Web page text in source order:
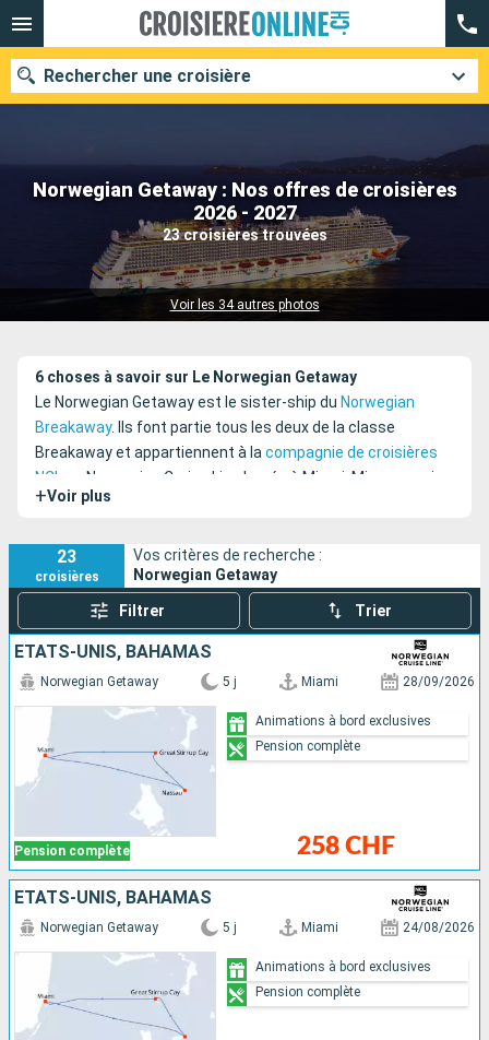
Norwegian Getaway : Nos offres de croisières
2026 - 2027
23 croisières trouvées
Voir les 34 autres photos
Rechercher une croisière
Nos destinations
Mois de départ
Ports Compagnies
6 choses à savoir sur Le Norwegian Getaway
Le Norwegian Getaway est le sister-ship du Norwegian
Breakaway. Ils font partie tous les deux de la classe
Breakaway et appartiennent à lacompagnie de croisières
NCL
ou Norwegian Cruise Line basée à Miami. Mis en service
en 2014 et rénové en 2019, il possède de belles
+Voir plus
23
croisières
Vos critères de recherche :
Norwegian Getaway
Filtrer Trier
ÉTATS-UNIS, BAHAMAS
Pension complète
Norwegian Getaway 5 j Miami 28/09/2026
258 CHF
Animations à bord exclusives
Pension complète
ÉTATS-UNIS, BAHAMAS
Norwegian Getaway 5 j Miami 24/08/2026
Animations à bord exclusives
Pension complète